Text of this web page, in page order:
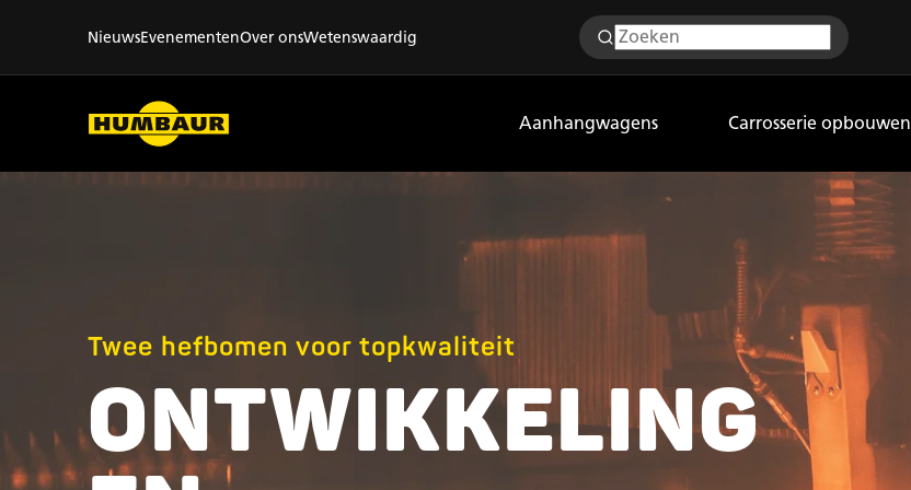
NieuwsEvenementenOver onsWetenswaardig
Aanhangwagens Carrosserie opbouwen
Twee hefbomen voor topkwaliteit
ONTWIKKELING